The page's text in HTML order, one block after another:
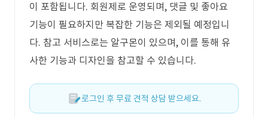
이 포함됩니다. 회원제로 운영되며, 댓글 및 좋아요
기능이 필요하지만 복잡한 기능은 제외될 예정입니
다. 참고 서비스로는 알구몬이 있으며, 이를 통해 유
사한 기능과 디자인을 참고할 수 있습니다.
로그인 후 무료 견적 상담 받으세요.